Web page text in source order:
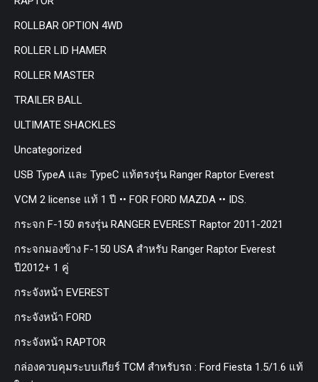
ROLLBAR OPTION 4WD
ROLLER LID HAMER
ROLLER MASTER
TRAILER BALL
ULTIMATE SHACKLES
Uncategorized
USB TypeA และ TypeC แท้ตรงรุ่น Ranger Raptor Everest
VCM 2 license แท้ 1 ปี •• FOR FORD MAZDA •• IDS.
กระจก F-150 ตรงรุ่น RANGER EVEREST Raptor 2011-2021
กระจกมองข้าง F-150 USA สำหรับ Ranger Raptor Everest
ปี2012+ 1 คู่
กระจังหน้า EVEREST
กระจังหน้า FORD
กระจังหน้า RAPTOR
กล่องควบคุมระบบเกียร์ TCM สำหรับรถ : Ford Fiesta 1.5/1.6 แท้